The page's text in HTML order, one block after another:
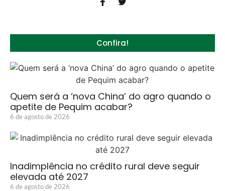
Confira!
Quem será a ‘nova China’ do agro quando o
apetite de Pequim acabar?
6 de agosto de 2026
Inadimplência no crédito rural deve seguir
elevada até 2027
6 de agosto de 2026